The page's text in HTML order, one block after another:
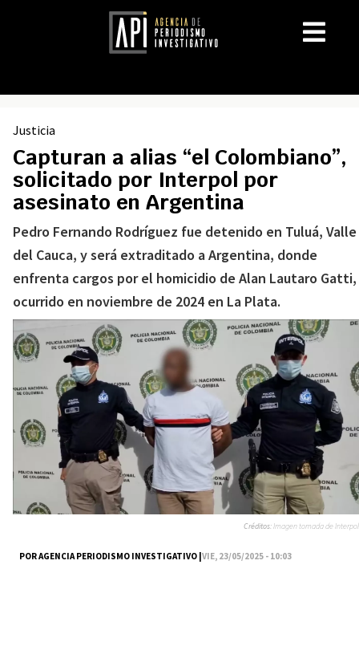
Justicia
Capturan a alias “el Colombiano”,
solicitado por Interpol por
asesinato en Argentina
Pedro Fernando Rodríguez fue detenido en Tuluá, Valle
del Cauca, y será extraditado a Argentina, donde
enfrenta cargos por el homicidio de Alan Lautaro Gatti,
ocurrido en noviembre de 2024 en La Plata.
POR AGENCIA PERIODISMO INVESTIGATIVO |VIE, 23/05/2025 - 10:03
Créditos:Imagen tomada de Interpol